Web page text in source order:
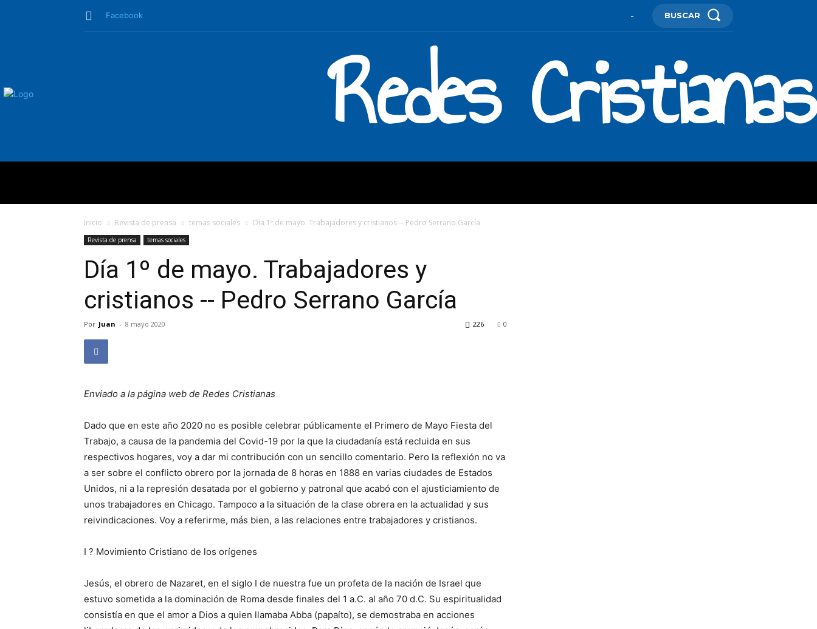
Facebook - BUSCAR
Redes Cristianas
Inicio Revista de prensa temas sociales Día 1º de mayo. Trabajadores y cristianos -- Pedro Serrano García
Revista de prensa temas sociales
Día 1º de mayo. Trabajadores y
cristianos -- Pedro Serrano García
Por Juan - 8 mayo 2020 0
226
Enviado a la página web de Redes Cristianas
Dado que en este año 2020 no es posible celebrar públicamente el Primero de Mayo Fiesta del
Trabajo, a causa de la pandemia del Covid-19 por la que la ciudadanía está recluida en sus
respectivos hogares, voy a dar mi contribución con un sencillo comentario. Pero la reflexión no va
a ser sobre el conflicto obrero por la jornada de 8 horas en 1888 en varias ciudades de Estados
Unidos, ni a la represión desatada por el gobierno y patronal que acabó con el ajusticiamiento de
unos trabajadores en Chicago. Tampoco a la situación de la clase obrera en la actualidad y sus
reivindicaciones. Voy a referirme, más bien, a las relaciones entre trabajadores y cristianos.
I ? Movimiento Cristiano de los orígenes
Jesús, el obrero de Nazaret, en el siglo I de nuestra fue un profeta de la nación de Israel que
estuvo sometida a la dominación de Roma desde finales del 1 a.C. al año 70 d.C. Su espiritualidad
consistía en que el amor a Dios a quien llamaba Abba (papaíto), se demostraba en acciones